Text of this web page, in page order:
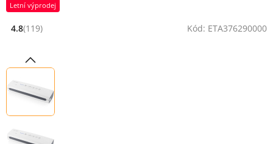
Letní výprodej
Hodnocení: 4.8 z 5 (119 recenzí)
4.8(119) Kód: ETA376290000